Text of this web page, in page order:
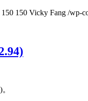
150 150 Vicky Fang /wp-